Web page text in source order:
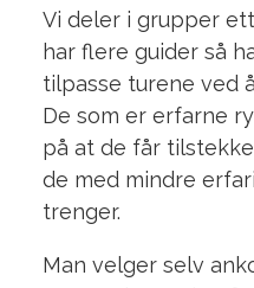
Vi deler i grupper
har flere guider så
tilpasse turene ved
De som er erfarne
på at de får
de med mindre
trenger.
Man velger selv